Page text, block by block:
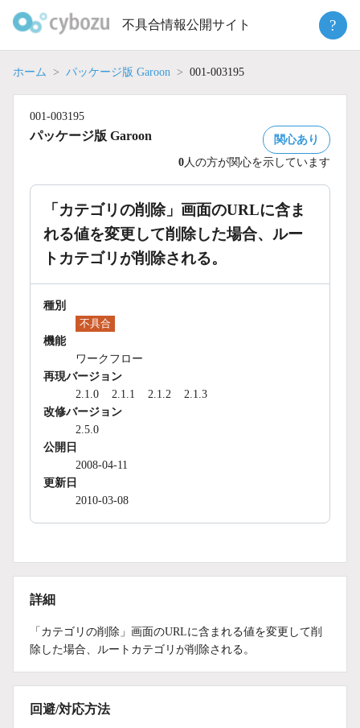
不具合情報公開サイト ?
ホーム パッケージ版 Garoon 001-003195
001-003195
パッケージ版 Garoon
関心あり
0 人の方が関心を示しています
「カテゴリの削除」画面のURLに含ま
れる値を変更して削除した場合、ルー
トカテゴリが削除される。
種別
不具合
機能
ワークフロー
再現バージョン
2.1.0
2.1.1 2.1.2
2.1.3
改修バージョン
2.5.0
公開日
2008-04-11
更新日
2010-03-08
詳細
「カテゴリの削除」画面のURLに含まれる値を変更して削
除した場合、ルートカテゴリが削除される。
回避/対応方法